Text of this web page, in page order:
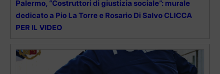
Palermo, “Costruttori di giustizia sociale”: murale
dedicato a Pio La Torre e Rosario Di Salvo CLICCA
PER IL VIDEO